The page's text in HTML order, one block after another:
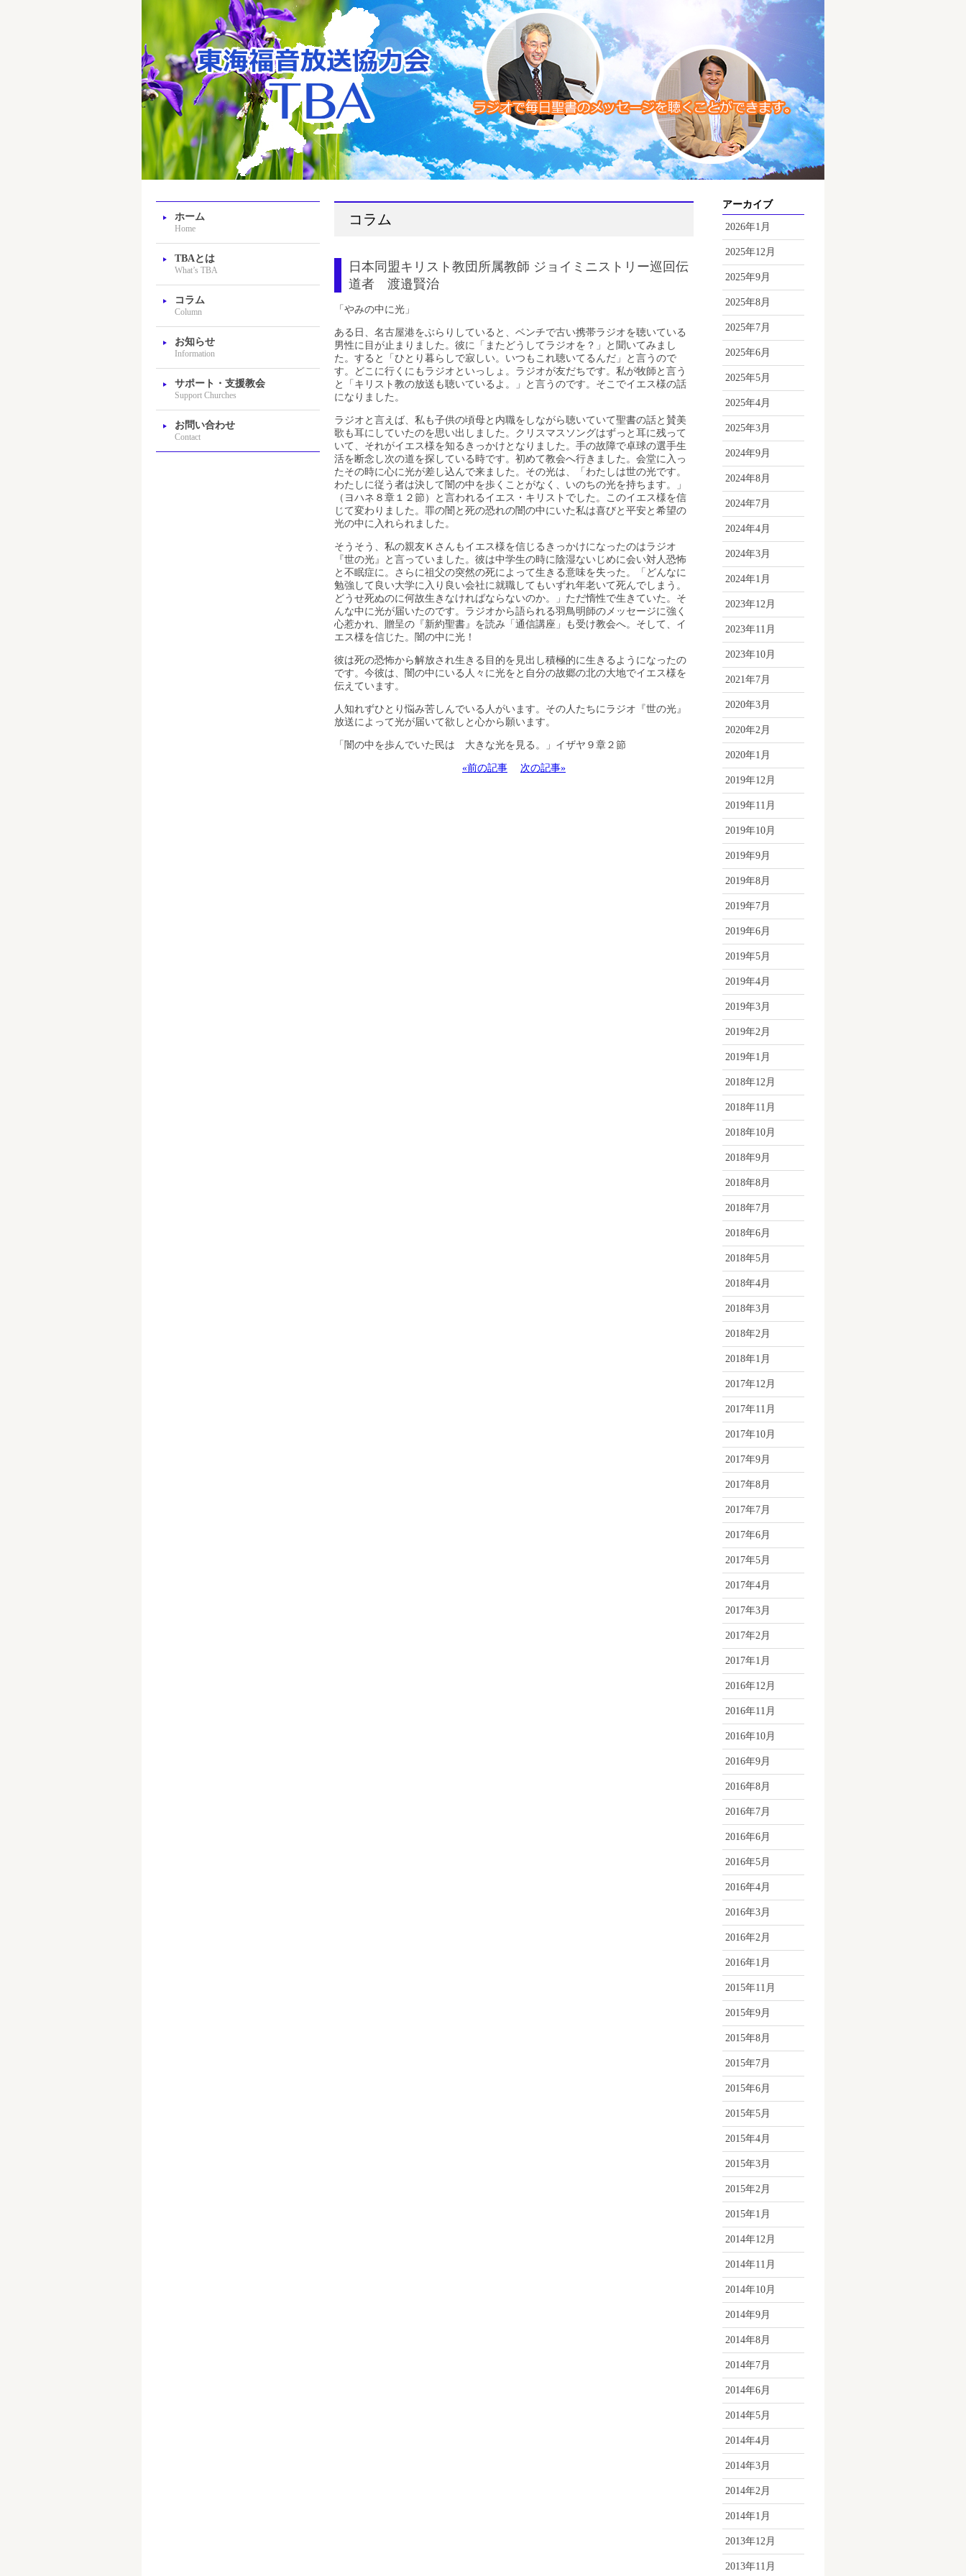
ホーム
Home
TBAとは
What’s TBA
コラム
Column
お知らせ
Information
サポート・支援教会
Support Churches
お問い合わせ
Contact
コラム
日本同盟キリスト教団所属教師 ジョイミニストリー巡回伝
道者 渡邉賢治
「やみの中に光」
ある日、名古屋港をぶらりしていると、ベンチで古い携帯ラジオを聴いている
男性に目が止まりました。彼に「またどうしてラジオを？」と聞いてみまし
た。すると「ひとり暮らしで寂しい。いつもこれ聴いてるんだ」と言うので
す。どこに行くにもラジオといっしょ。ラジオが友だちです。私が牧師と言う
と「キリスト教の放送も聴いているよ。」と言うのです。そこでイエス様の話
になりました。
ラジオと言えば、私も子供の頃母と内職をしながら聴いていて聖書の話と賛美
歌も耳にしていたのを思い出しました。クリスマスソングはずっと耳に残って
いて、それがイエス様を知るきっかけとなりました。手の故障で卓球の選手生
活を断念し次の道を探している時です。初めて教会へ行きました。会堂に入っ
たその時に心に光が差し込んで来ました。その光は、「わたしは世の光です。
わたしに従う者は決して闇の中を歩くことがなく、いのちの光を持ちます。」
（ヨハネ８章１２節）と言われるイエス・キリストでした。このイエス様を信
じて変わりました。罪の闇と死の恐れの闇の中にいた私は喜びと平安と希望の
光の中に入れられました。
そうそう、私の親友Ｋさんもイエス様を信じるきっかけになったのはラジオ
『世の光』と言っていました。彼は中学生の時に陰湿ないじめに会い対人恐怖
と不眠症に。さらに祖父の突然の死によって生きる意味を失った。「どんなに
勉強して良い大学に入り良い会社に就職してもいずれ年老いて死んでしまう。
どうせ死ぬのに何故生きなければならないのか。」ただ惰性で生きていた。そ
んな中に光が届いたのです。ラジオから語られる羽鳥明師のメッセージに強く
心惹かれ、贈呈の『新約聖書』を読み「通信講座」も受け教会へ。そして、イ
エス様を信じた。闇の中に光！
彼は死の恐怖から解放され生きる目的を見出し積極的に生きるようになったの
です。今彼は、闇の中にいる人々に光をと自分の故郷の北の大地でイエス様を
伝えています。
人知れずひとり悩み苦しんでいる人がいます。その人たちにラジオ『世の光』
放送によって光が届いて欲しと心から願います。
「闇の中を歩んでいた民は 大きな光を見る。」イザヤ９章２節
«前の記事 次の記事»
アーカイブ
2026年1月
2025年12月
2025年9月
2025年8月
2025年7月
2025年6月
2025年5月
2025年4月
2025年3月
2024年9月
2024年8月
2024年7月
2024年4月
2024年3月
2024年1月
2023年12月
2023年11月
2023年10月
2021年7月
2020年3月
2020年2月
2020年1月
2019年12月
2019年11月
2019年10月
2019年9月
2019年8月
2019年7月
2019年6月
2019年5月
2019年4月
2019年3月
2019年2月
2019年1月
2018年12月
2018年11月
2018年10月
2018年9月
2018年8月
2018年7月
2018年6月
2018年5月
2018年4月
2018年3月
2018年2月
2018年1月
2017年12月
2017年11月
2017年10月
2017年9月
2017年8月
2017年7月
2017年6月
2017年5月
2017年4月
2017年3月
2017年2月
2017年1月
2016年12月
2016年11月
2016年10月
2016年9月
2016年8月
2016年7月
2016年6月
2016年5月
2016年4月
2016年3月
2016年2月
2016年1月
2015年11月
2015年9月
2015年8月
2015年7月
2015年6月
2015年5月
2015年4月
2015年3月
2015年2月
2015年1月
2014年12月
2014年11月
2014年10月
2014年9月
2014年8月
2014年7月
2014年6月
2014年5月
2014年4月
2014年3月
2014年2月
2014年1月
2013年12月
2013年11月